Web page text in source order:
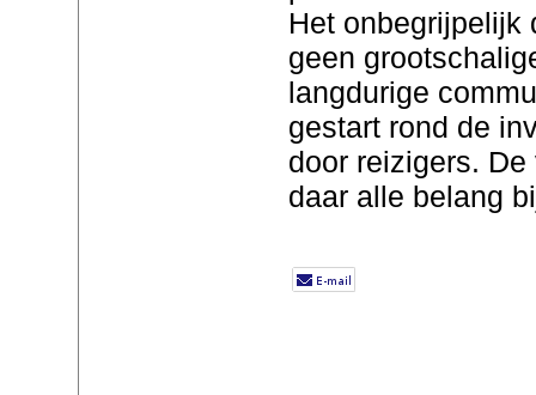
Het onbegrijpelijk
geen
langdurige
gestart rond de
door reizigers.
daar alle belang